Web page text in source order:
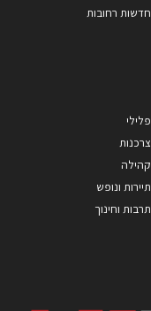
חדשות רחובות
פלילי
צרכנות
קהילה
תיירות ונופש
תרבות וחינוך